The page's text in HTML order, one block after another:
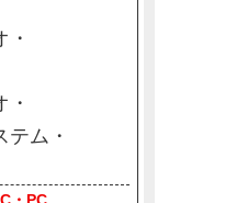
テム